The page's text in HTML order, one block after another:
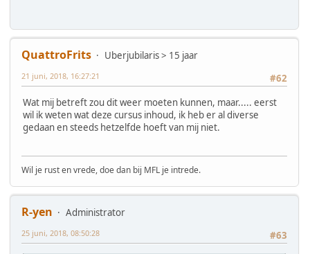
QuattroFrits
Uberjubilaris > 15 jaar
#62
21 juni, 2018, 16:27:21
Wat mij betreft zou dit weer moeten kunnen, maar..... eerst
wil ik weten wat deze cursus inhoud, ik heb er al diverse
gedaan en steeds hetzelfde hoeft van mij niet.
Wil je rust en vrede, doe dan bij MFL je intrede.
R-yen
Administrator
#63
25 juni, 2018, 08:50:28